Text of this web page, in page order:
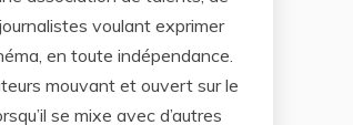
voulant exprimer
en toute indépendance.
mouvant et ouvert sur le
se mixe avec d’autres